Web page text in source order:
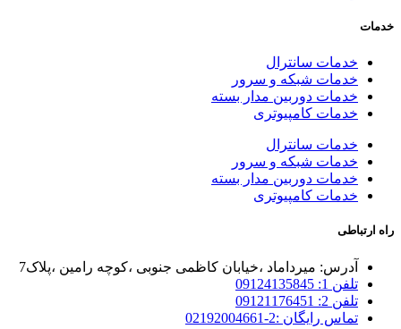
خدمات
خدمات سانترال
خدمات شبکه و سرور
خدمات دوربین مدار بسته
خدمات کامپیوتری
خدمات سانترال
خدمات شبکه و سرور
خدمات دوربین مدار بسته
خدمات کامپیوتری
راه ارتباطی
آدرس: میرداماد ،خیابان کاظمی جنوبی ،کوچه رامین ،پلاک7
تلفن 1: 09124135845
تلفن 2: 09121176451
تماس رایگان :2-02192004661